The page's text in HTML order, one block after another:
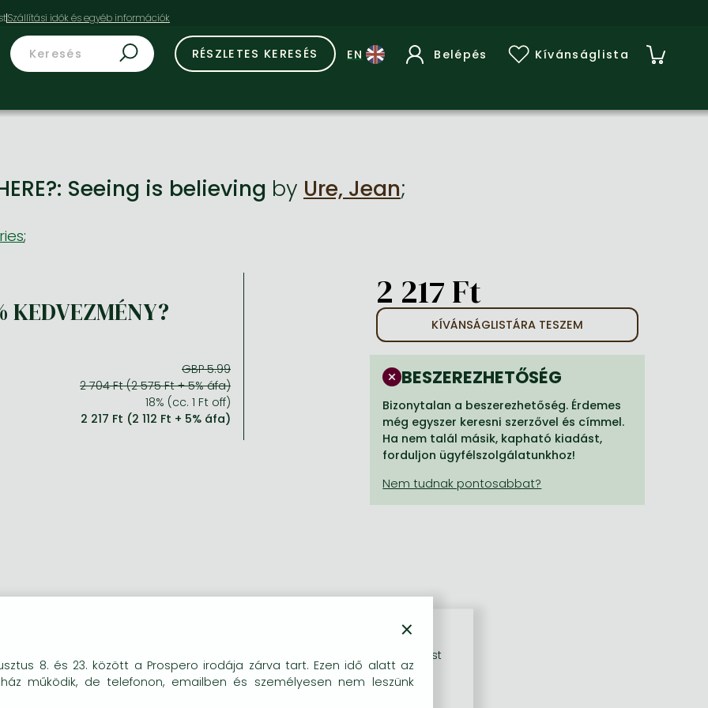
RÉSZLETES KERESÉS Belépés Kívánságlista
Seeing is believing by Ure, Jean;
;
KEDVEZMÉNY?
GBP 5.99
2 704 Ft (2 575 Ft + 5% áfa)
18% (cc. 1 Ft off)
2 217 Ft (2 112 Ft + 5% áfa)
2 217 Ft
KÍVÁNSÁGLISTÁRA TESZEM
BESZEREZHETŐSÉG
Bizonytalan a beszerezhetőség. Érdemes
még egyszer keresni szerzővel és címmel.
Ha nem talál másik, kapható kiadást,
forduljon ügyfélszolgálatunkhoz!
×
8. és 23. között a Prospero irodája zárva tart. Ezen idő alatt az
működik, de telefonon, emailben és személyesen nem leszünk
kat (sütiket) használunk, melyek célja, hogy teljesebb körű szolgáltatást
részére.